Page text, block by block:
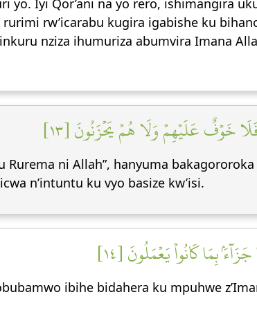
yo. Iyi Qor’ani na yo rero, ishimangira
rw’icarabu kugira igabishe ku
nziza ihumuriza abumvira Imana
فَلَا خَوۡفٌ عَلَيۡهِمۡ وَلَا هُمۡ يَحۡزَنُونَ [١٣]
Rurema ni Allah”, hanyuma
n’intuntu ku vyo basize kw’isi.
بِمَا كَانُواْ يَعۡمَلُونَ [١٤]
ibihe bidahera ku mpuhwe